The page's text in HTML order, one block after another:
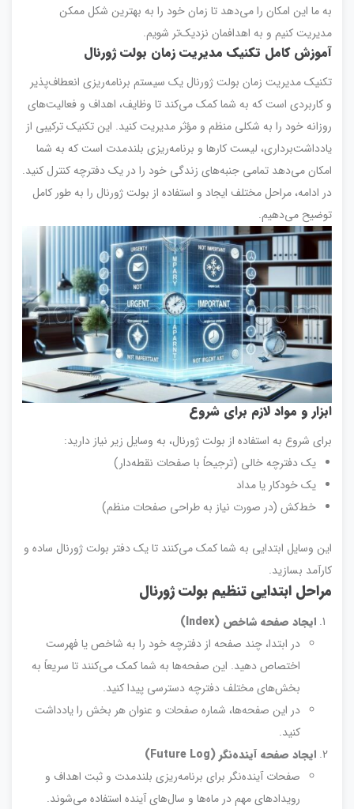
به ما این امکان را می‌دهد تا زمان خود را به بهترین شکل ممکن
مدیریت کنیم و به اهدافمان نزدیک‌تر شویم.
آموزش کامل تکنیک مدیریت زمان بولت ژورنال
تکنیک مدیریت زمان بولت ژورنال یک سیستم برنامه‌ریزی انعطاف‌پذیر
و کاربردی است که به شما کمک می‌کند تا وظایف، اهداف و فعالیت‌های
روزانه خود را به شکلی منظم و مؤثر مدیریت کنید. این تکنیک ترکیبی از
یادداشت‌برداری، لیست کارها و برنامه‌ریزی بلندمدت است که به شما
امکان می‌دهد تمامی جنبه‌های زندگی خود را در یک دفترچه کنترل کنید.
در ادامه، مراحل مختلف ایجاد و استفاده از بولت ژورنال را به طور کامل
توضیح می‌دهیم.
ابزار و مواد لازم برای شروع
برای شروع به استفاده از بولت ژورنال، به وسایل زیر نیاز دارید:
یک دفترچه خالی (ترجیحاً با صفحات نقطه‌دار)
یک خودکار یا مداد
خط‌کش (در صورت نیاز به طراحی صفحات منظم)
این وسایل ابتدایی به شما کمک می‌کنند تا یک دفتر بولت ژورنال ساده و
کارآمد بسازید.
مراحل ابتدایی تنظیم بولت ژورنال
ایجاد صفحه شاخص (Index)
در ابتدا، چند صفحه از دفترچه خود را به شاخص یا فهرست
اختصاص دهید. این صفحه‌ها به شما کمک می‌کنند تا سریعاً به
بخش‌های مختلف دفترچه دسترسی پیدا کنید.
در این صفحه‌ها، شماره صفحات و عنوان هر بخش را یادداشت
کنید.
ایجاد صفحه آینده‌نگر (Future Log)
صفحات آینده‌نگر برای برنامه‌ریزی بلندمدت و ثبت اهداف و
رویدادهای مهم در ماه‌ها و سال‌های آینده استفاده می‌شوند.